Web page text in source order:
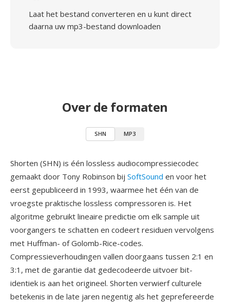
Laat het bestand converteren en u kunt direct
daarna uw mp3-bestand downloaden
Over de formaten
SHN MP3
Shorten (SHN) is één lossless audiocompressiecodec
gemaakt door Tony Robinson bij SoftSound en voor het
eerst gepubliceerd in 1993, waarmee het één van de
vroegste praktische lossless compressoren is. Het
algoritme gebruikt lineaire predictie om elk sample uit
voorgangers te schatten en codeert residuen vervolgens
met Huffman- of Golomb-Rice-codes.
Compressieverhoudingen vallen doorgaans tussen 2:1 en
3:1, met de garantie dat gedecodeerde uitvoer bit-
identiek is aan het origineel. Shorten verwierf culturele
betekenis in de late jaren negentig als het geprefereerde